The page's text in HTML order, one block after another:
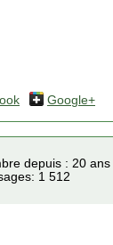
Google+
depuis : 20 ans
1 512